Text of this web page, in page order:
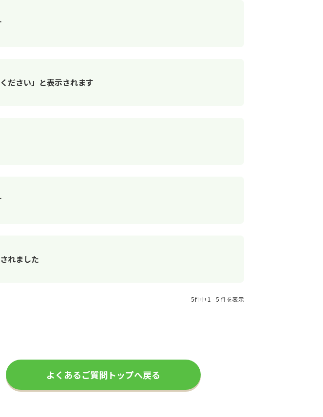
ださい」と表示されます
れました
5件中 1 - 5 件を表示
よくあるご質問トップへ戻る